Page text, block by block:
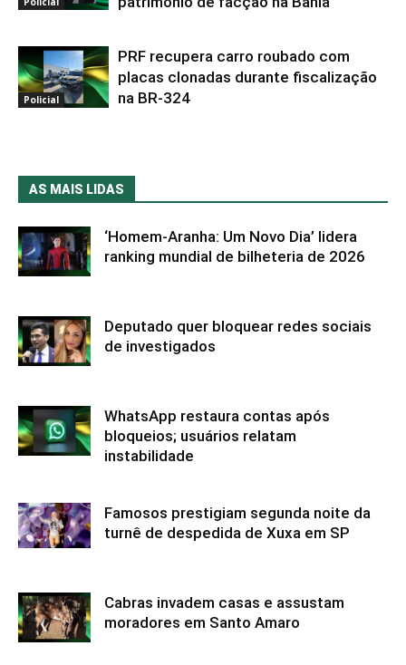
Policial
PRF recupera carro roubado com
placas clonadas durante fiscalização
na BR-324
AS MAIS LIDAS
‘Homem-Aranha: Um Novo Dia’ lidera
ranking mundial de bilheteria de 2026
Deputado quer bloquear redes sociais
de investigados
WhatsApp restaura contas após
bloqueios; usuários relatam
instabilidade
Famosos prestigiam segunda noite da
turnê de despedida de Xuxa em SP
Cabras invadem casas e assustam
moradores em Santo Amaro